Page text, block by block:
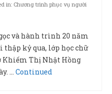
in: Chương trình phục vụ người
và hành trình 20 năm
thập kỷ qua, lớp học chữ
Khiếm Thị Nhật Hồng
… Continued